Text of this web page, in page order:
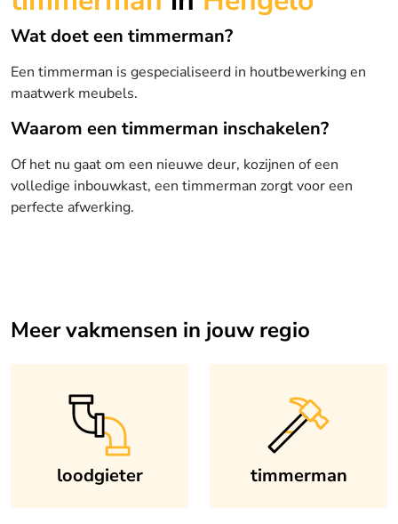
Wat doet een timmerman?
Een timmerman is gespecialiseerd in houtbewerking en
maatwerk meubels.
Waarom een timmerman inschakelen?
Of het nu gaat om een nieuwe deur, kozijnen of een
volledige inbouwkast, een timmerman zorgt voor een
perfecte afwerking.
Meer vakmensen in jouw regio
loodgieter timmerman